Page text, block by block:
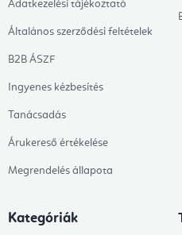
Adatkezelési tájékoztató
Általános szerződési feltételek
B2B ÁSZF
Ingyenes kézbesítés
Tanácsadás
Árukereső értékelése
Megrendelés állapota
Kategóriák